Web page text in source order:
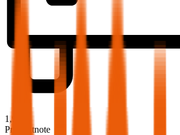
1,9
Produktnote